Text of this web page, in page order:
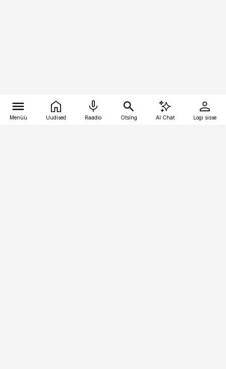
Menüü Uudised Raadio Otsing AI Chat Logi sisse